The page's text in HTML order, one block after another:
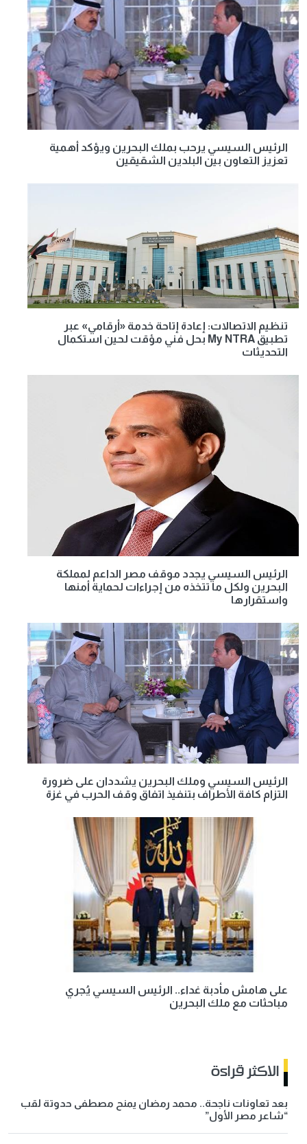
الرئيس السيسي يرحب بملك البحرين ويؤكد أهمية
تعزيز التعاون بين البلدين الشقيقين
تنظيم الاتصالات: إعادة إتاحة خدمة «أرقامي» عبر
تطبيق My NTRA بحل فني مؤقت لحين استكمال
التحديثات
الرئيس السيسي يجدد موقف مصر الداعم لمملكة
البحرين ولكل ما تتخذه من إجراءات لحماية أمنها
واستقرارها
الرئيس السيسي وملك البحرين يشددان على ضرورة
التزام كافة الأطراف بتنفيذ اتفاق وقف الحرب في غزة
على هامش مأدبة غداء.. الرئيس السيسي يُجري
مباحثات مع ملك البحرين
الاكثر قراءة
بعد تعاونات ناجحة.. محمد رمضان يمنح مصطفى حدوتة لقب
“شاعر مصر الأول”